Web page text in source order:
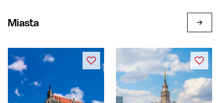
Miasta